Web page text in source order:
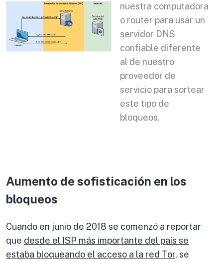
nuestra computadora
o router para usar un
servidor DNS
confiable diferente
al de nuestro
proveedor de
servicio para sortear
este tipo de
bloqueos.
Aumento de sofisticación en los
bloqueos
Cuando en junio de 2018 se comenzó a reportar
que desde el ISP más importante del país se
estaba bloqueando el acceso a la red Tor, se